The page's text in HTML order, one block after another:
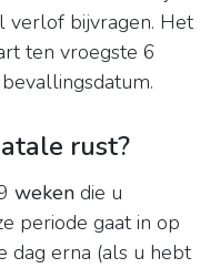
verlof bijvragen. Het
ten vroegste 6
rust?
weken die u
periode gaat in op
dag erna (als u hebt